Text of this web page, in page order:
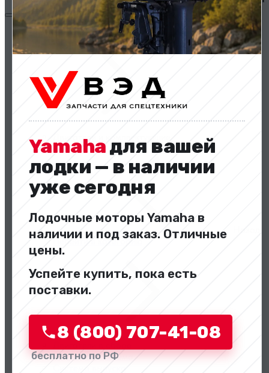
Yamahaдля вашей
лодки — в наличии
уже сегодня
Лодочные моторы Yamaha в
наличии и под заказ. Отличные
цены.
Успейте купить, пока есть
поставки.
8 (800) 707-41-08
бесплатно по РФ
Двигатели и комплектующие
Двигатели и комплектующие
Перейти в категорию
Топливная система